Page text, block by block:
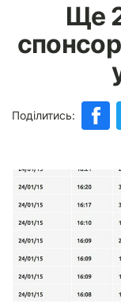
Ще
Поділитись: